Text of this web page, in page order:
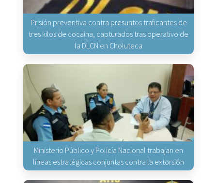
Prisión preventiva contra presuntos traficantes de
tres kilos de cocaína, capturados tras operativo de
la DLCN en Choluteca
Ministerio Público y Policía Nacional trabajan en
líneas estratégicas conjuntas contra la extorsión